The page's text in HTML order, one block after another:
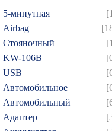
5-минутная
Airbag
Cтояночный
KW-106B
USB
Автомобильное
Автомобильный
Адаптер